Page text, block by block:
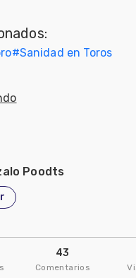
#Sanidad en Toros
Poodts
43
Comentarios